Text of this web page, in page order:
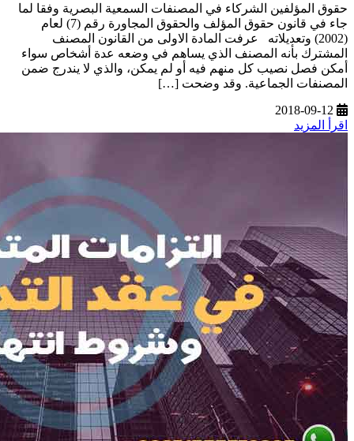
حقوق المؤلفين الشركاء في المصنفات السمعية البصرية وفقا لما
جاء في قانون حقوق المؤلف والحقوق المجاورة رقم (7) لعام
(2002) وتعديلاته عرفت المادة الاولى من القانون المصنف
المشترك بأنه المصنف الذي يساهم في وضعه عدة أشخاص سواء
أمكن فصل نصيب كل منهم فيه أو لم يمكن، والذي لا يندرج ضمن
المصنفات الجماعية. وقد وضحت […]
2018-09-12
اقرأ المزيد